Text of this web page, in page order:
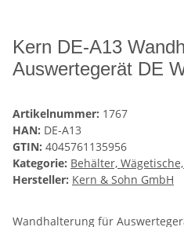
Kern DE-A13
Auswertegerät DE
Artikelnummer: 1767
HAN: DE-A13
GTIN: 4045761135956
Kategorie: Behälter,
Hersteller: Kern & Sohn GmbH
Wandhalterung für